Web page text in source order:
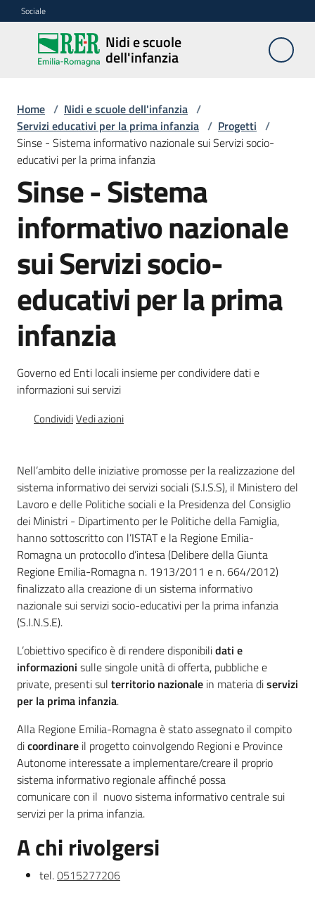
Vai al contenuto
Vai alla navigazione
Vai al footer
Sociale
Nidi e scuole
dell'infanzia
Nidi e
scuole
Servizi
educativi
prima
infanzia
3
Scuole
(4-
5
anni)
pedagogici
Bambini
e
adolescenti
Sociale
Argomenti
Novità
Servizi
Leggi Atti Bandi
Progetti
Home / Nidi e scuole dell'infanzia /
Servizi educativi per la prima infanzia / Progetti /
Sinse - Sistema informativo nazionale sui Servizi socio-
educativi per la prima infanzia
Sinse - Sistema
informativo nazionale
sui Servizi socio-
educativi per la prima
infanzia
Governo ed Enti locali insieme per condividere dati e
informazioni sui servizi
CondividiVedi azioni
Nell’ambito delle iniziative promosse per la realizzazione del
sistema informativo dei servizi sociali (S.I.S.S), il Ministero del
Lavoro e delle Politiche sociali e la Presidenza del Consiglio
dei Ministri - Dipartimento per le Politiche della Famiglia,
hanno sottoscritto con l’ISTAT e la Regione Emilia-
Romagna un protocollo d’intesa (Delibere della Giunta
Regione Emilia-Romagna n. 1913/2011 e n. 664/2012)
finalizzato alla creazione di un sistema informativo
nazionale sui servizi socio-educativi per la prima infanzia
(S.I.N.S.E).
L’obiettivo specifico è di rendere disponibilidati e
informazioni sulle singole unità di offerta, pubbliche e
private, presenti sul territorio nazionale in materia diservizi
per la prima infanzia.
Alla Regione Emilia-Romagna è stato assegnato il compito
dicoordinare il progetto coinvolgendo Regioni e Province
Autonome interessate a implementare/creare il proprio
sistema informativo regionale affinché possa
comunicare con il nuovo sistema informativo centrale sui
servizi per la prima infanzia.
A chi rivolgersi
tel.0515277206